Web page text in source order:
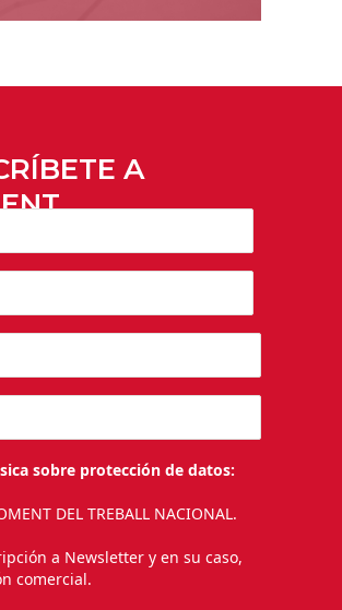
A
sobre protección de datos:
DEL TREBALL NACIONAL.
a Newsletter y en su caso,
comercial.